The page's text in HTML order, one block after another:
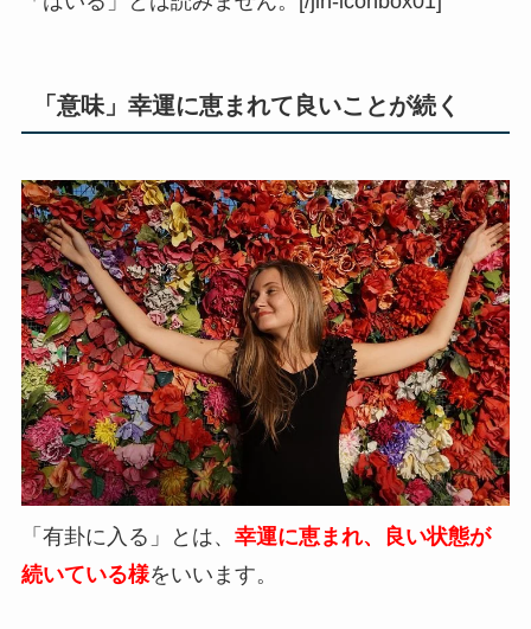
「意味」幸運に恵まれて良いことが続く
「有卦に入る」とは、 幸運に恵まれ、良い状態が
続いている様をいいます。